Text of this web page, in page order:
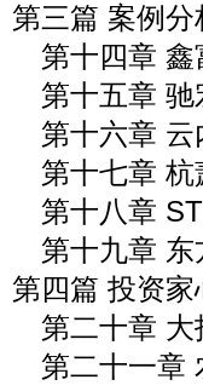
第三篇 案例分
第十四章 鑫
第十五章 驰
第十六章 云
第十七章 杭
第十八章
第十九章 东
第四篇 投资家
第二十章 大
第二十一章